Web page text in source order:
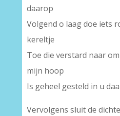
daarop
Volgend o laag doe iets
kereltje
Toe die verstard naar
mijn hoop
Is geheel gesteld in u
Vervolgens sluit de